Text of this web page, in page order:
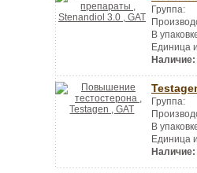
Группа:
В
Единица
Наличие:
Группа:
В
Единица
Наличие: